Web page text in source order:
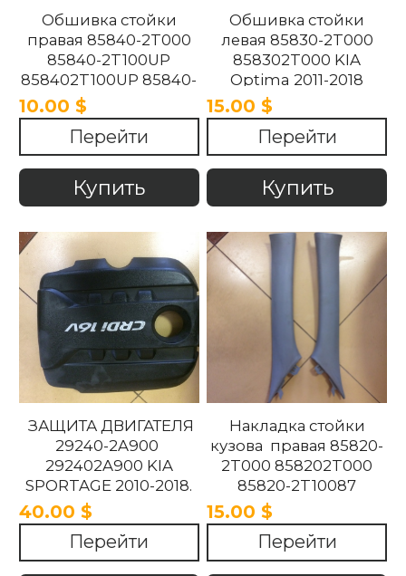
Обшивка стойки
правая 85840-2T000
85840-2T100UP
858402T100UP 85840-
2T100UP KIA Optima
2011-2018
10.00 $
Перейти
Купить
Обшивка стойки
левая 85830-2T000
858302T000 KIA
Optima 2011-2018
15.00 $
Перейти
Купить
ЗАЩИТА ДВИГАТЕЛЯ
29240-2A900
292402A900 KIA
SPORTAGE 2010-2018.
40.00 $
Перейти
Накладка стойки
кузова правая 85820-
2T000 858202T000
85820-2T10087
858202T10087 85820-
2T100UP
858202T100UP Kia
Optima 2010 -2015
15.00 $
Перейти